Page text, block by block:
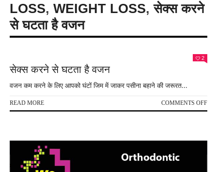
LOSS, WEIGHT LOSS,सेक्स करने
से घटता है वजन
2
सेक्स करने से घटता है वजन
वजन कम करने के लिए आपको घंटों जिम में जाकर पसीना बहाने की जरूरत...
READ MORE COMMENTS OFFON
सेक्स